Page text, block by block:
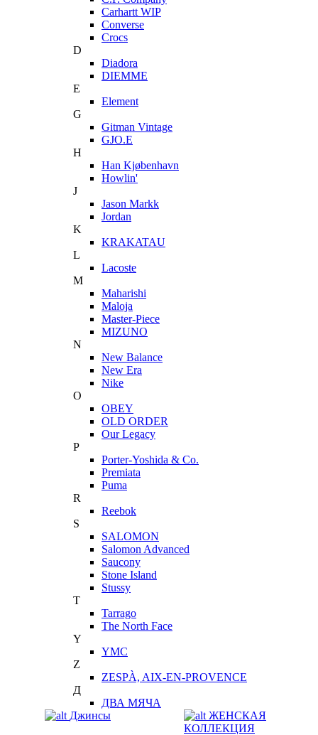
Carhartt WIP
Converse
Crocs
D
Diadora
DIEMME
E
Element
G
Gitman Vintage
GJO.E
H
Han Kjøbenhavn
Howlin'
J
Jason Markk
Jordan
K
KRAKATAU
L
Lacoste
M
Maharishi
Maloja
Master-Piece
MIZUNO
N
New Balance
New Era
Nike
O
OBEY
OLD ORDER
Our Legacy
P
Porter-Yoshida & Co.
Premiata
Puma
R
Reebok
S
SALOMON
Salomon Advanced
Saucony
Stone Island
Stussy
T
Tarrago
The North Face
Y
YMC
Z
ZESPÀ, AIX-EN-PROVENCE
Д
ДВА МЯЧА
Джинсы
ЖЕНСКАЯ
КОЛЛЕКЦИЯ